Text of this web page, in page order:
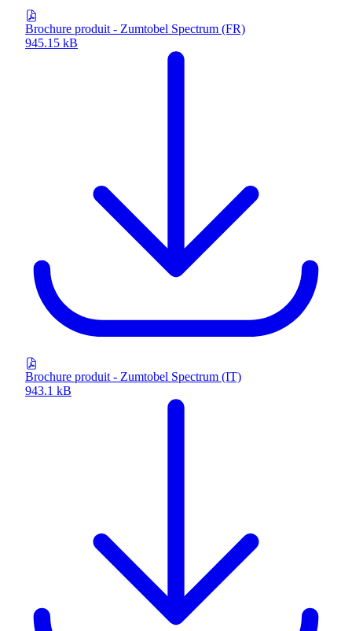
Brochure produit - Zumtobel Spectrum (FR)
945.15 kB
Brochure produit - Zumtobel Spectrum (IT)
943.1 kB